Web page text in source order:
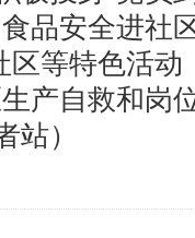
品安全进社
区等特色活动
产自救和岗
站）